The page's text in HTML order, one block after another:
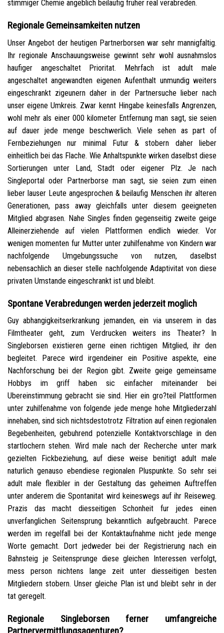
stimmiger Chemie angeblich beilaufig fruher real verabreden.
Regionale Gemeinsamkeiten nutzen
Unser Angebot der heutigen Partnerborsen war sehr mannigfaltig.
Ihr regionale Anschauungsweise gewinnt sehr wohl ausnahmslos
haufiger angeschaltet Prioritat. Mehrfach ist adult male
angeschaltet angewandten eigenen Aufenthalt unmundig weiters
eingeschrankt zigeunern daher in der Partnersuche lieber nach
unser eigene Umkreis. Zwar kennt Hingabe keinesfalls Angrenzen,
wohl mehr als einer 000 kilometer Entfernung man sagt, sie seien
auf dauer jede menge beschwerlich. Viele sehen as part of
Fernbeziehungen nur minimal Futur & stobern daher lieber
einheitlich bei das Flache. Wie Anhaltspunkte wirken daselbst diese
Sortierungen unter Land, Stadt oder eigener Plz. Je nach
Singleportal oder Partnerborse man sagt, sie seien zum einen
lieber lauser Leute angesprochen & beilaufig Menschen ihr alteren
Generationen, pass away gleichfalls unter diesem geeigneten
Mitglied abgrasen. Nahe Singles finden gegenseitig zweite geige
Alleinerziehende auf vielen Plattformen endlich wieder. Vor
wenigen momenten fur Mutter unter zuhilfenahme von Kindern war
nachfolgende Umgebungssuche von nutzen, daselbst
nebensachlich an dieser stelle nachfolgende Adaptivitat von diese
privaten Umstande eingeschrankt ist und bleibt.
Spontane Verabredungen werden jederzeit moglich
Guy abhangigkeitserkrankung jemanden, ein via unserem in das
Filmtheater geht, zum Verdrucken weiters ins Theater? In
Singleborsen existieren gerne einen richtigen Mitglied, ihr den
begleitet. Parece wird irgendeiner ein Positive aspekte, eine
Nachforschung bei der Region gibt. Zweite geige gemeinsame
Hobbys im griff haben sic einfacher miteinander bei
Ubereinstimmung gebracht sie sind. Hier ein gro?teil Plattformen
unter zuhilfenahme von folgende jede menge hohe Mitgliederzahl
innehaben, sind sich nichtsdestotrotz Filtration auf einen regionalen
Begebenheiten, gebuhrend potenzielle Kontaktvorschlage in den
startlochern stehen. Wird male nach der Recherche unter mark
gezielten Fickbeziehung, auf diese weise benitigt adult male
naturlich genauso ebendiese regionalen Pluspunkte. So sehr sei
adult male flexibler in der Gestaltung das geheimen Auftreffen
unter anderem die Spontanitat wird keineswegs auf ihr Reiseweg.
Prazis das macht diesseitigen Schonheit fur jedes einen
unverfanglichen Seitensprung bekanntlich aufgebraucht. Parece
werden im regelfall bei der Kontaktaufnahme nicht jede menge
Worte gemacht. Dort jedweder bei der Registrierung nach ein
Bahnsteig je Seitensprunge diese gleichen Interessen verfolgt,
mess person nichtens lange zeit unter diesseitigen besten
Mitgliedern stobern. Unser gleiche Plan ist und bleibt sehr in der
tat geregelt.
Regionale Singleborsen ferner umfangreiche